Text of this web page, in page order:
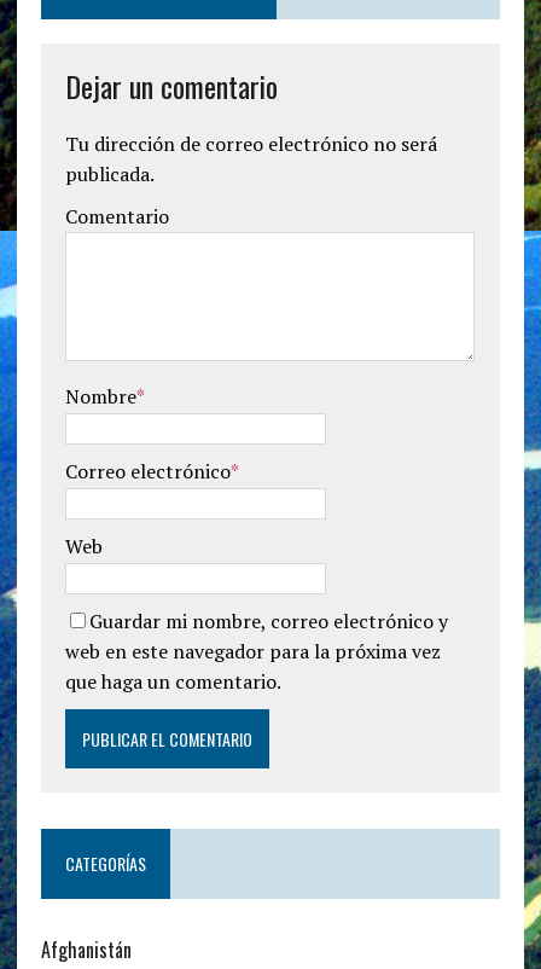
Dejar un comentario
Tu dirección de correo electrónico no será
publicada.
Comentario
Nombre*
Correo electrónico*
Web
Guardar mi nombre, correo electrónico y
web en este navegador para la próxima vez
que haga un comentario.
CATEGORÍAS
Afghanistán